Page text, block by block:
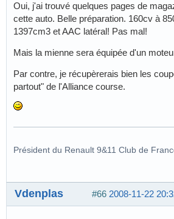
Oui, j'ai trouvé quelques pages de
cette auto. Belle préparation. 160cv à
1397cm3 et AAC latéral! Pas mal!
Mais la mienne sera équipée d'un
Par contre, je récupèrerais bien les
partout" de l'Alliance course.
Président du Renault 9&11 Club de
#66 2008-11-22
Vdenplas